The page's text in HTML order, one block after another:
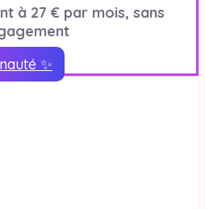
à 27 € par mois, sans
✨